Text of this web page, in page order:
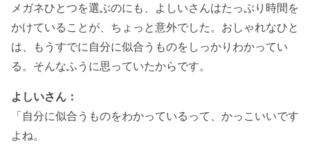
メガネひとつを選ぶのにも、よしいさんはたっぷり時間を
かけていることが、ちょっと意外でした。おしゃれなひと
は、もうすでに自分に似合うものをしっかりわかってい
る。そんなふうに思っていたからです。
よしいさん：
「自分に似合うものをわかっているって、かっこいいです
よね。